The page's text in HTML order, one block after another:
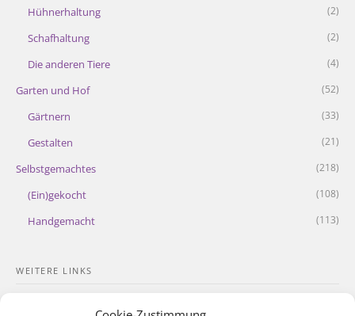
Hühnerhaltung (2)
Schafhaltung (2)
Die anderen Tiere (4)
Garten und Hof (52)
Gärtnern (33)
Gestalten (21)
Selbstgemachtes (218)
(Ein)gekocht (108)
Handgemacht (113)
WEITERE LINKS